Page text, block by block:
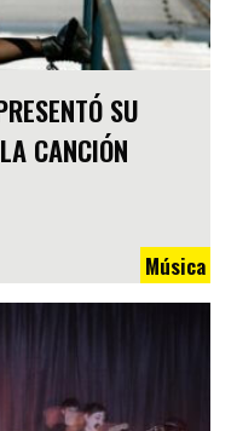
SU
CANCIÓN
Música